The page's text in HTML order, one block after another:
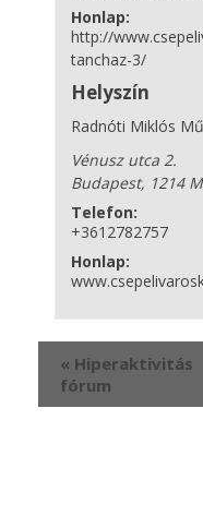
Honlap:
http://
tanchaz-3/
Helyszín
Radnóti Miklós
Vénusz utca 2.
Budapest, 1214
Telefon:
+3612782757
Honlap:
Esemény
navigáció
« Hiperaktivitás
fórum